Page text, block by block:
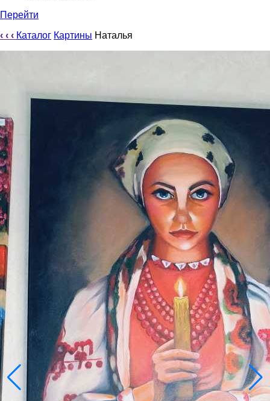
Перейти
‹ ‹ ‹ Каталог Картины Наталья